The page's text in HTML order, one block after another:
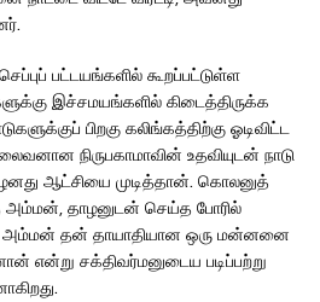
பட்டயங்களில் கூறப்பட்டுள்ள
இச்சமயங்களில் கிடைத்திருக்க
பிறகு கலிங்கத்திற்கு ஓடிவிட்ட
நிருபகாமாவின் உதவியுடன் நாடு
ஆட்சியை முடித்தான். கொலனுத்
தாழனுடன் செய்த போரில்
தன் தாயாதியான ஒரு மன்னனை
என்று சக்திவர்மனுடைய படிப்பற்று